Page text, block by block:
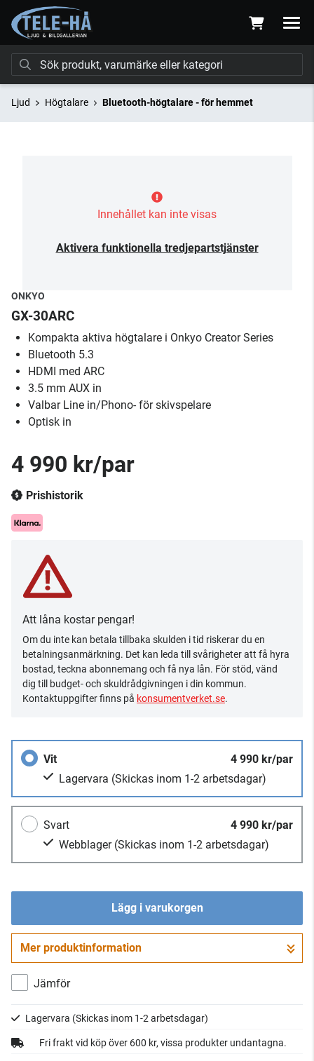
Ljud Högtalare Bluetooth-högtalare - för hemmet
Innehållet kan inte visas
Aktivera funktionella tredjepartstjänster
ONKYO
GX-30ARC
Kompakta aktiva högtalare i Onkyo Creator Series
Bluetooth 5.3
HDMI med ARC
3.5 mm AUX in
Valbar Line in/Phono- för skivspelare
Optisk in
4 990 kr/par
Prishistorik
Att låna kostar pengar!
Om du inte kan betala tillbaka skulden i tid riskerar du en
betalningsanmärkning. Det kan leda till svårigheter att få hyra
bostad, teckna abonnemang och få nya lån. För stöd, vänd
dig till budget- och skuldrådgivningen i din kommun.
Kontaktuppgifter finns på konsumentverket.se.
Vit
4 990 kr/par
Lagervara (Skickas inom 1-2 arbetsdagar)
Svart
4 990 kr/par
Webblager (Skickas inom 1-2 arbetsdagar)
Lägg i varukorgen
Gå till kassan
Mer produktinformation
Jämför
Lagervara (Skickas inom 1-2 arbetsdagar)
Fri frakt vid köp över 600 kr, vissa produkter undantagna.